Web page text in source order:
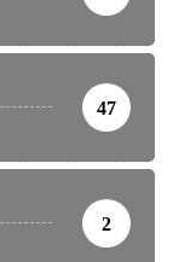
47
2